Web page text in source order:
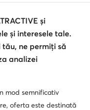
și
și interesele tale.
ne permiți să
analizei
mod semnificativ
oferta este destinată